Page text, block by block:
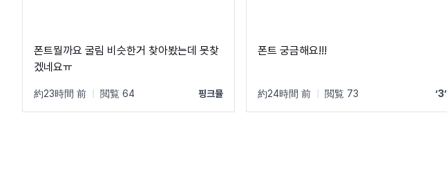
폰트뭘까요 굴림 비슷한거 찾아봤는데 못찾
겠네요ㅠ
約23時間 前 閲覧 64 핑크뮬
폰트 궁금해요!!!
約24時間 前 閲覧 73 ‘3’